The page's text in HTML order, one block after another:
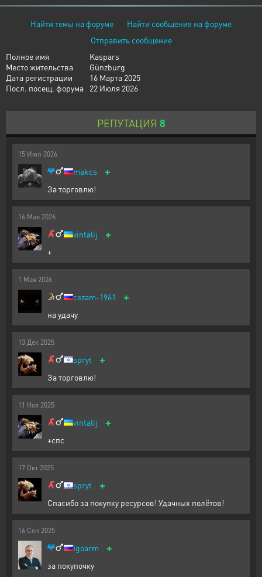
Найти темы на форуме
Найти сообщения на форуме
Отправить сообщение
Полное имя
Kaspars
Место жительства
Günzburg
Дата регистрации
16 Марта 2025
Посл. посещ. форума
22 Июля 2026
РЕПУТАЦИЯ 8
15 Июл 2026
makcs +
За торговлю!
16 Мая 2026
vintalij +
+
1 Мая 2026
cezam-1961 +
на удачу
13 Дек 2025
spryt +
За торговлю!
11 Ноя 2025
vintalij +
+спс
17 Окт 2025
spryt +
Спасибо за покупку ресурсов! Удачных полётов!
16 Сен 2025
Igoarm +
за покупочку